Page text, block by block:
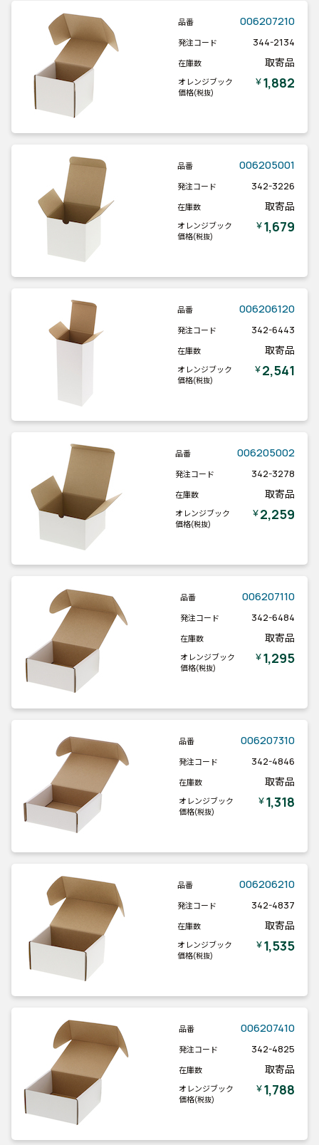
品番 006207210
発注コード 344-2134
在庫数 取寄品
オレンジブック
価格(税抜)
￥1,882
品番 006205001
発注コード 342-3226
在庫数 取寄品
オレンジブック
価格(税抜)
￥1,679
品番 006206120
発注コード 342-6443
在庫数 取寄品
オレンジブック
価格(税抜)
￥2,541
品番 006205002
発注コード 342-3278
在庫数 取寄品
オレンジブック
価格(税抜)
￥2,259
品番 006207110
発注コード 342-6484
在庫数 取寄品
オレンジブック
価格(税抜)
￥1,295
品番 006207310
発注コード 342-4846
在庫数 取寄品
オレンジブック
価格(税抜)
￥1,318
品番 006206210
発注コード 342-4837
在庫数 取寄品
オレンジブック
価格(税抜)
￥1,535
品番 006207410
発注コード 342-4825
在庫数 取寄品
オレンジブック
価格(税抜)
￥1,788